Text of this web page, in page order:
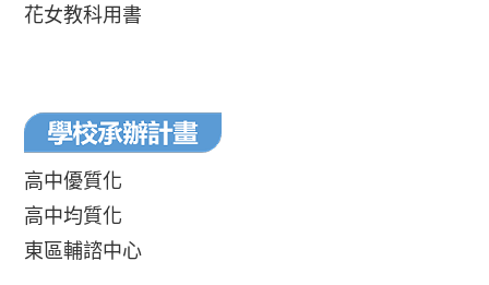
花女教科用書
高中優質化
高中均質化
東區輔諮中心